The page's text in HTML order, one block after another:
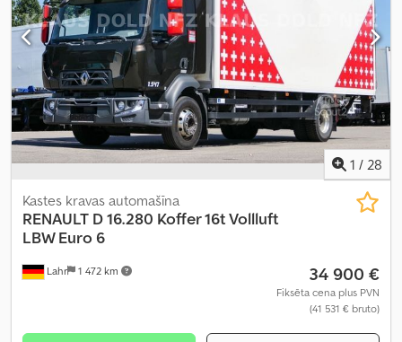
1 / 28
Lahr 1 472 km
Kastes kravas automašīna
RENAULT D 16.280 Koffer 16t Vollluft
LBW Euro 6
34 900 €
Fiksēta cena plus PVN
(41 531 € bruto)